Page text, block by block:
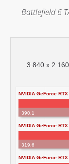
Battlefield 6
3.840 x
NVIDIA GeForce
390.1
NVIDIA GeForce
319.6
NVIDIA GeForce